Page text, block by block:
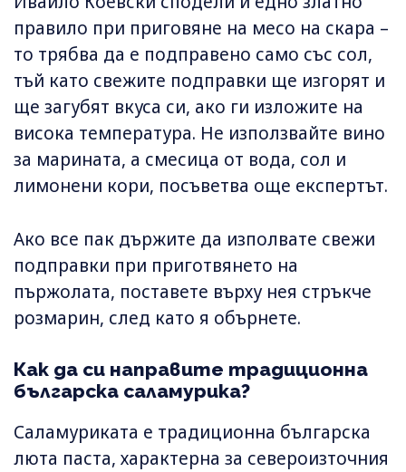
правило при приговяне на месо на скара –
то трябва да е подправено само със сол,
тъй като свежите подправки ще изгорят и
ще загубят вкуса си, ако ги изложите на
висока температура. Не използвайте вино
за марината, а смесица от вода, сол и
лимонени кори, посъветва още експертът.
Ако все пак държите да изполвате свежи
подправки при приготвянето на
пържолата, поставете върху нея стръкче
розмарин, след като я обърнете.
Как да си направите традиционна
българска саламурика?
Саламуриката е традиционна българска
люта паста, характерна за североизточния